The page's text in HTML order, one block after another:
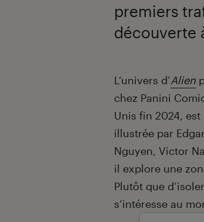
premiers
découverte
Introduction
L’univers d’Alien
chez Panini
Unis fin 2024, est
illustrée par
Nguyen, Victor
il explore une
Plutôt que
s’intéresse au